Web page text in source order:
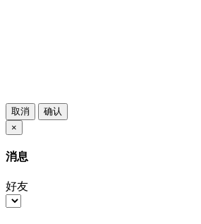
取消
确认
×
消息
好友